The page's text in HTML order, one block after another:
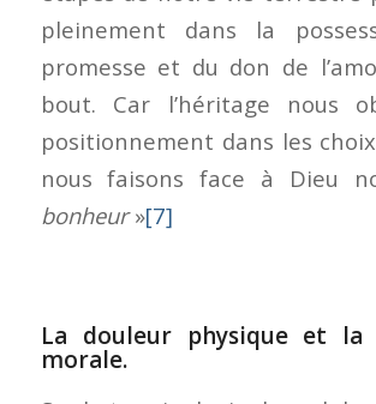
pleinement dans la
promesse et du don de
bout. Car l’héritage nous
positionnement dans les
nous faisons face à Dieu
bonheur»[7]
La douleur physique et la
morale.